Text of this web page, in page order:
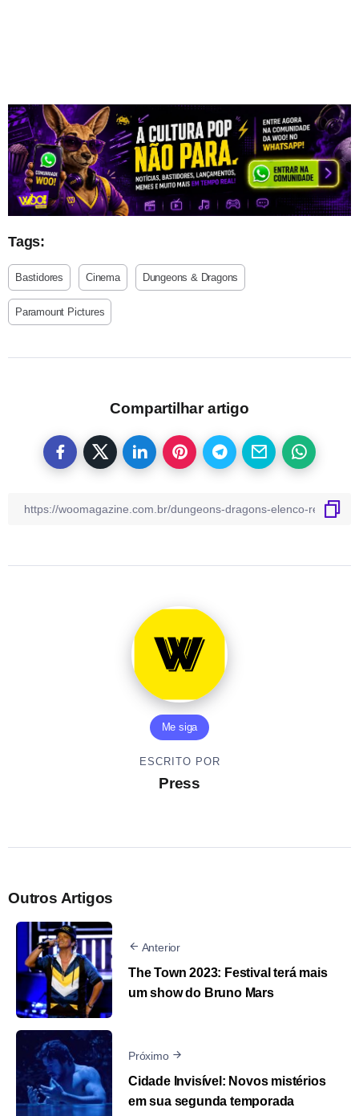
Tags:
Bastidores Cinema Dungeons & Dragons
Paramount Pictures
Compartilhar artigo
Me siga
ESCRITO POR
Press
Outros Artigos
Anterior
The Town 2023: Festival terá mais
um show do Bruno Mars
Próximo
Cidade Invisível: Novos mistérios
em sua segunda temporada